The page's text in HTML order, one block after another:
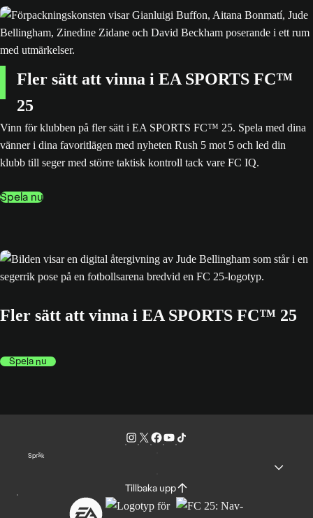
Fler sätt att vinna i EA SPORTS FC™
25
Vinn för klubben på fler sätt i EA SPORTS FC™ 25. Spela med dina
vänner i dina favoritlägen med nyheten Rush 5 mot 5 och led din
klubb till seger med större taktisk kontroll tack vare FC IQ.
Spela nu
Fler sätt att vinna i EA SPORTS FC™ 25
Spela nu
Språk
Tillbaka upp